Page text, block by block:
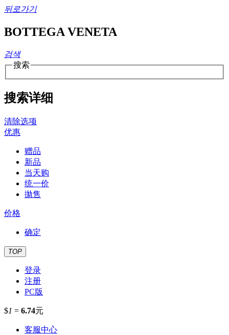
뒤로가기
BOTTEGA VENETA
검색
搜索
搜索详细
清除选项
优惠
赠品
新品
当天购
统一价
拋售
价格
确定
TOP
登录
注册
PC版
$1 = 6.74元
客服中心